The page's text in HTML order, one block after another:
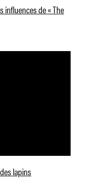
influences de « The
lapins